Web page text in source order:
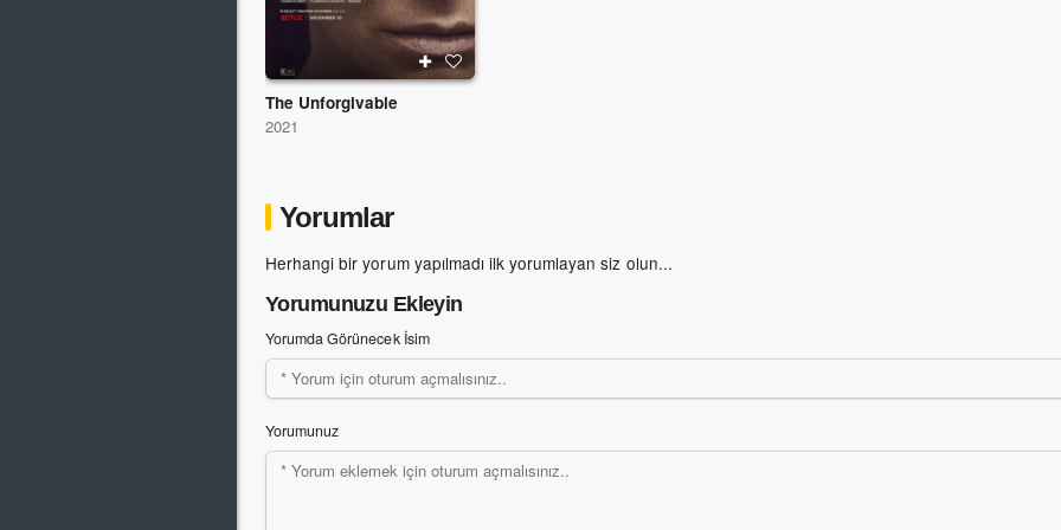
The Unforgivable
2021
Yorumlar
Herhangi bir yorum yapılmadı ilk yorumlayan siz olun...
Yorumunuzu Ekleyin
Yorumda Görünecek İsim
Yorumunuz